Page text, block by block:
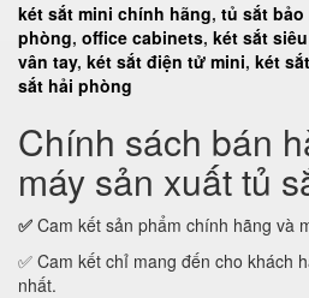
két sắt mini chính hãng, tủ sắt bảo
phòng, office cabinets, két sắt
vân tay, két sắt điện tử mini, két
sắt hải phòng
Chính sách bán
máy sản xuất tủ
✅ Cam kết sản phẩm chính hãng và
✅ Cam kết chỉ mang đến cho khách
nhất.